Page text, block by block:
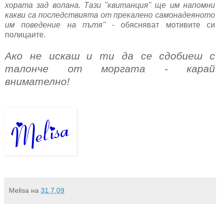
хората зад волана. Тази "квитанция" ще им напомни
какви са последствията от прекалено самонадеяното
им поведение на пътя"- обясняват мотивите си
полицаите.
Ако не искаш и ти да се сдобиеш с
талонче от моргата - карай
внимателно!
Melisa на 31.7.09